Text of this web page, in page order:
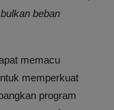
beban
memacu
memperkuat
program